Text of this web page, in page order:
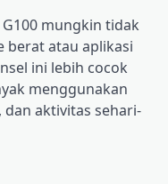
mungkin tidak
berat atau aplikasi
ini lebih cocok
menggunakan
aktivitas sehari-